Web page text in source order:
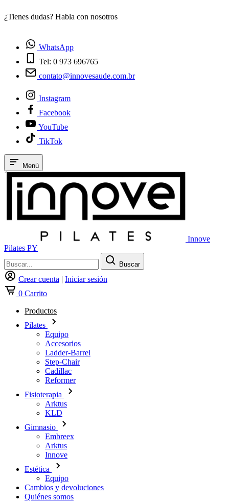
¿Tienes dudas? Habla con nosotros
WhatsApp
Tel: 0 973 696765
contato@innovesaude.com.br
Instagram
Facebook
YouTube
TikTok
Menú
Innove
Pilates PY
Buscar
Crear cuenta | Iniciar sesión
0 Carrito
Productos
Pilates
Equipo
Accesorios
Ladder-Barrel
Step-Chair
Cadillac
Reformer
Fisioterapia
Arktus
KLD
Gimnasio
Embreex
Arktus
Innove
Estética
Equipo
Cambios y devoluciones
Quiénes somos